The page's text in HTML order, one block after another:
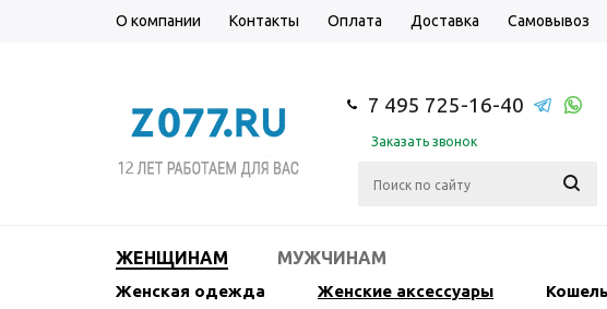
О компании Контакты Оплата Доставка Самовывоз
7 495 725-16-40
Заказать звонок
ЖЕНЩИНАМ МУЖЧИНАМ
Женская одежда Женские аксессуары